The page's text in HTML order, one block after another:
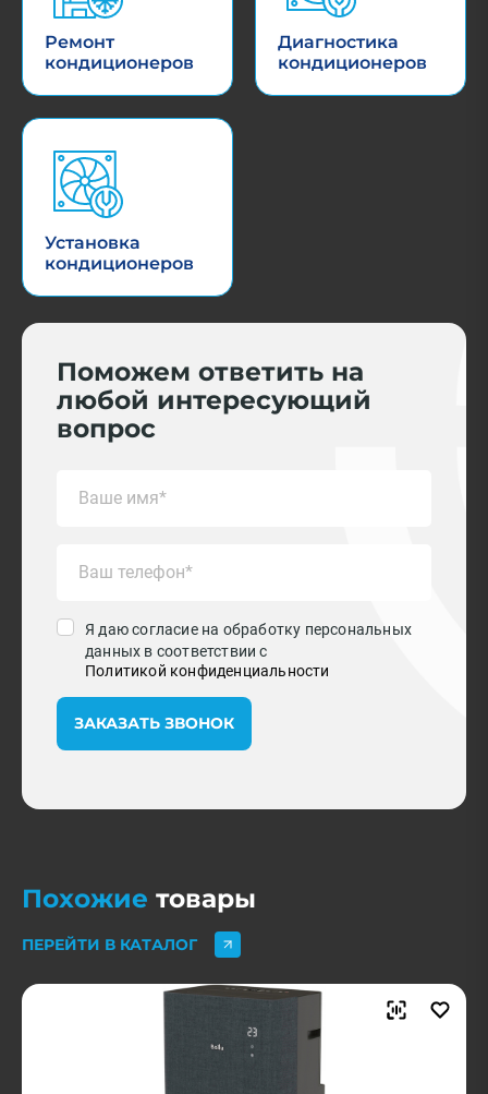
Ремонт
кондиционеров
Диагностика
кондиционеров
Установка
кондиционеров
Поможем ответить на
любой интересующий
вопрос
Я даю согласие на обработку персональных
данных в соответствии с
Политикой конфиденциальности
ЗАКАЗАТЬ ЗВОНОК
Похожие товары
ПЕРЕЙТИ В КАТАЛОГ